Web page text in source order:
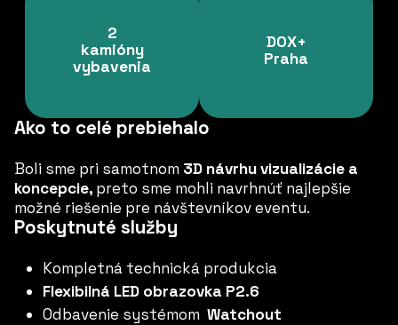
2
kamióny
vybavenia
DOX+
Praha
Ako to celé prebiehalo
Boli sme pri samotnom 3D návrhu vizualizácie a
koncepcie, preto sme mohli navrhnúť najlepšie
možné riešenie pre návštevníkov eventu.
Poskytnuté služby
Kompletná technická produkcia
Flexibilná LED obrazovka P2.6
Odbavenie systémom Watchout